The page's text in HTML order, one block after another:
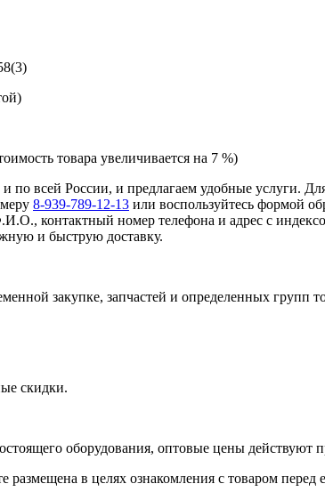
товара увеличивается на 7 %)
по всей России, и предлагаем удобные услуги.
8-939-789-12-13 или воспользуйтесь формой
контактный номер телефона и адрес с
и быструю доставку.
закупке, запчастей и определенных групп
скидки.
оборудования, оптовые цены действуют
в целях ознакомления с товаром